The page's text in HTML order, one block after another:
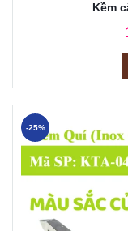
Kềm
-25%